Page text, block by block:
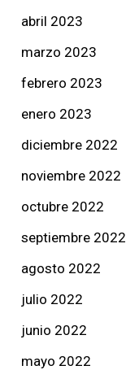
abril 2023
marzo 2023
febrero 2023
enero 2023
diciembre 2022
noviembre 2022
octubre 2022
septiembre 2022
agosto 2022
julio 2022
junio 2022
mayo 2022